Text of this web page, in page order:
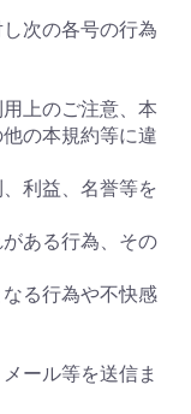
次の各号の行為
上のご注意、本
の本規約等に違
利益、名誉等を
ある行為、その
る行為や不快感
ール等を送信ま